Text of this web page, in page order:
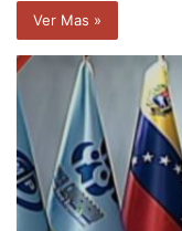
Ver Mas »